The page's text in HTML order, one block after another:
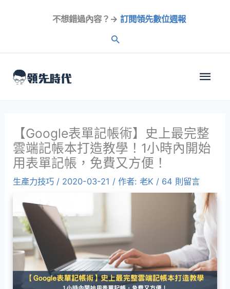
容
不想錯過內容？→ 訂閱領先數位週報
主
單
【Google表單記帳術】史上最完整
雲端記帳本打造教學！1小時內開始
用表單記帳，免費又方便！
生產力技巧 / 2020-03-21 / 作者:老K / 64 則留言